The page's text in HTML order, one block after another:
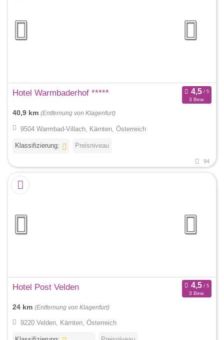
Hotel Warmbaderhof *****
3 Bew.
40,9 km (Entfernung von Klagenfurt)
9504 Warmbad-Villach, Kärnten, Österreich
Klassifizierung: Preisniveau
94
Hotel Post Velden
3 Bew.
24 km (Entfernung von Klagenfurt)
9220 Velden, Kärnten, Österreich